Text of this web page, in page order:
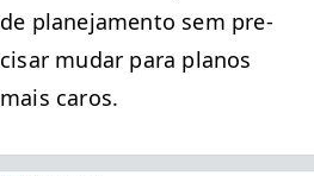
de plane­ja­men­to sem pre­
cis­ar mudar para planos
mais caros.